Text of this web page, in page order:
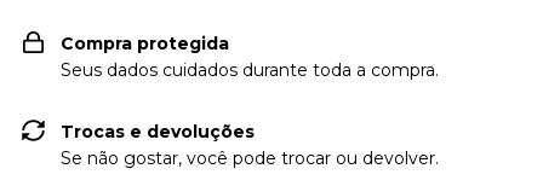
Compra protegida
Seus dados cuidados durante toda a compra.
Trocas e devoluções
Se não gostar, você pode trocar ou devolver.